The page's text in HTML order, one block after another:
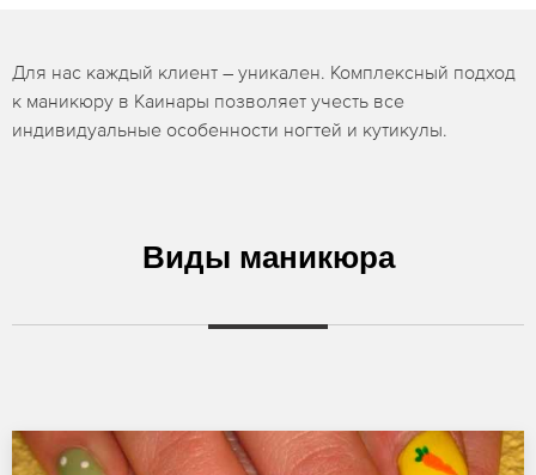
Для нас каждый клиент – уникален. Комплексный подход
к маникюру в Каинары позволяет учесть все
индивидуальные особенности ногтей и кутикулы.
Виды маникюра